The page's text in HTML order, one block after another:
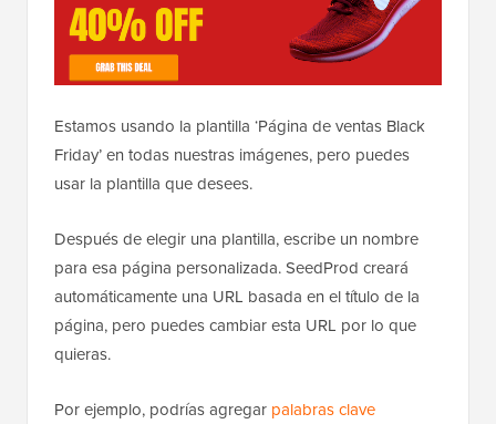
Estamos usando la plantilla ‘Página de ventas Black
Friday’ en todas nuestras imágenes, pero puedes
usar la plantilla que desees.
Después de elegir una plantilla, escribe un nombre
para esa página personalizada. SeedProd creará
automáticamente una URL basada en el título de la
página, pero puedes cambiar esta URL por lo que
quieras.
Por ejemplo, podrías agregar palabras clave